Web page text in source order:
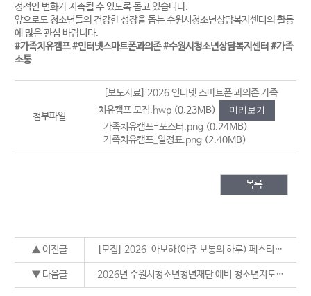
정적인 변화가 지속될 수 있도록 돕고 있습니다.
앞으로도 청소년들의 건강한 성장을 돕는 수원시청소년상담복지센터의 활동
에 많은 관심 바랍니다.
#가족치유캠프 #인터넷스마트폰과의존 #수원시청소년상담복지센터 #가족
소통
첨부파일
[보도자료] 2026 인터넷 스마트폰 과의존 가족
치유캠프 모집.hwp (0.23MB) 미리보기
가족치유캠프-포스터.png (0.24MB)
가족치유캠프_일정표.png (2.40MB)
목록
▲ 이전글 [모집] 2026. 아보하(아주 보통의 하루) 페스티벌 참가자 모집
▼ 다음글 2026년 수원시청소년청년재단 예비 청소년지도사 현장실습 참가자 모집